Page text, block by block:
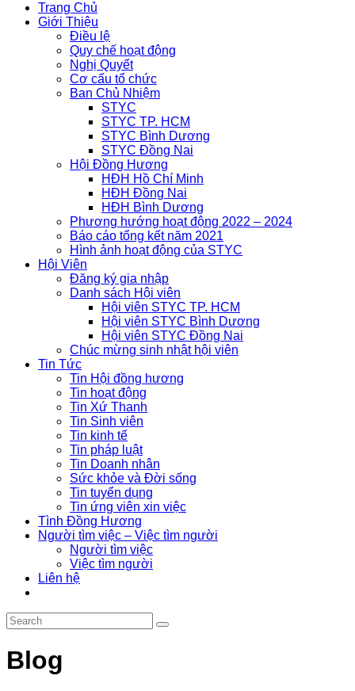
Trang Chủ
Giới Thiệu
Điều lệ
Quy chế hoạt động
Nghị Quyết
Cơ cấu tổ chức
Ban Chủ Nhiệm
STYC
STYC TP. HCM
STYC Bình Dương
STYC Đồng Nai
Hội Đồng Hương
HĐH Hồ Chí Minh
HĐH Đồng Nai
HĐH Bình Dương
Phương hướng hoạt động 2022 – 2024
Báo cáo tổng kết năm 2021
Hình ảnh hoạt động của STYC
Hội Viên
Đăng ký gia nhập
Danh sách Hội viên
Hội viên STYC TP. HCM
Hội viên STYC Bình Dương
Hội viên STYC Đồng Nai
Chúc mừng sinh nhật hội viên
Tin Tức
Tin Hội đồng hương
Tin hoạt động
Tin Xứ Thanh
Tin Sinh viên
Tin kinh tế
Tin pháp luật
Tin Doanh nhân
Sức khỏe và Đời sống
Tin tuyển dụng
Tin ứng viên xin việc
Tình Đồng Hương
Người tìm việc – Việc tìm người
Người tìm việc
Việc tìm người
Liên hệ
Blog